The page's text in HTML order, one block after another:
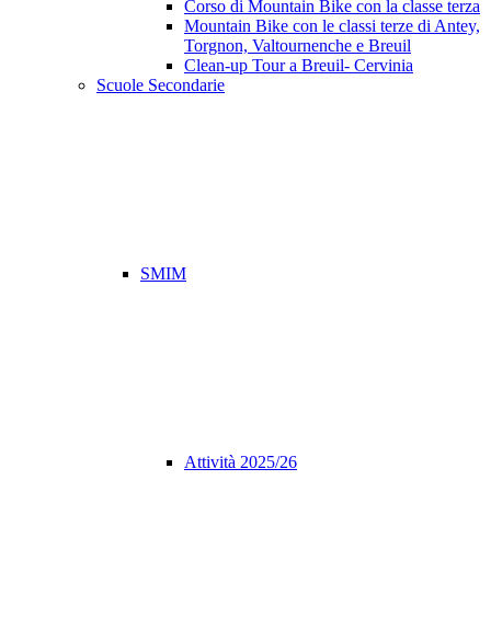
Corso di Mountain Bike con la classe terza
Mountain Bike con le classi terze di Antey,
Torgnon, Valtournenche e Breuil
Clean-up Tour a Breuil- Cervinia
Scuole Secondarie
SMIM
Attività 2025/26